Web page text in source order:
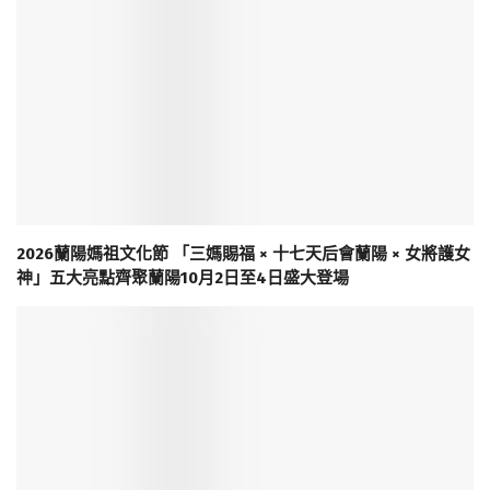
2026蘭陽媽祖文化節 「三媽賜福 × 十七天后會蘭陽 × 女將護女
神」五大亮點齊聚蘭陽10月2日至4日盛大登場